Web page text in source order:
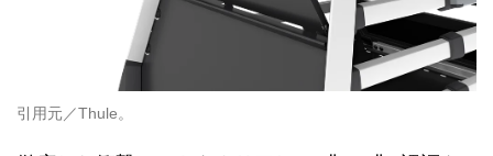
引用元／Thule。